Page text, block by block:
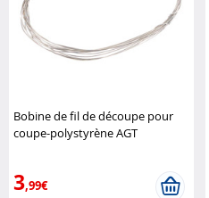
Bobine de fil de découpe pour
coupe-polystyrène AGT
3,99€